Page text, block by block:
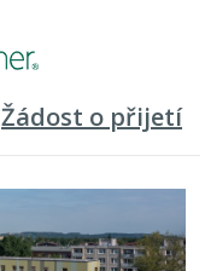
Žádost o přijetí